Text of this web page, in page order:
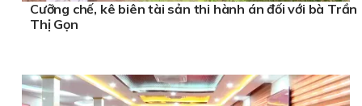
Cưỡng chế, kê biên tài sản thi hành án đối với bà Trần
Thị Gọn